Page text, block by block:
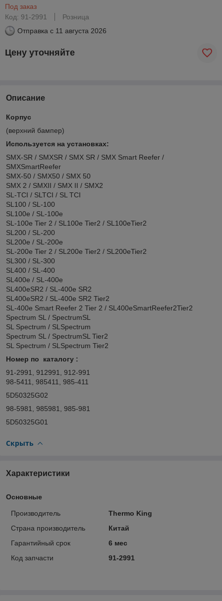
Под заказ
Код: 91-2991
Розница
Отправка с 11 августа 2026
Цену уточняйте
Описание
Корпус
(верхний бампер)
Используется на установках:
SMX-SR / SMXSR / SMX SR / SMX Smart Reefer /
SMXSmartReefer
SMX-50 / SMX50 / SMX 50
SMX 2 / SMXII / SMX II / SMX2
SL-TCI / SLTCI / SL TCI
SL100 / SL-100
SL100e / SL-100e
SL-100e Tier 2 / SL100e Tier2 / SL100eTier2
SL200 / SL-200
SL200e / SL-200e
SL-200e Tier 2 / SL200e Tier2 / SL200eTier2
SL300 / SL-300
SL400 / SL-400
SL400e / SL-400e
SL400eSR2 / SL-400e SR2
SL400eSR2 / SL-400e SR2 Tier2
SL-400e Smart Reefer 2 Tier 2 / SL400eSmartReefer2Tier2
Spectrum SL / SpectrumSL
SL Spectrum / SLSpectrum
Spectrum SL / SpectrumSL Tier2
SL Spectrum / SLSpectrum Tier2
Номер по каталогу :
91-2991, 912991, 912-991
98-5411, 985411, 985-411
5D50325G02
98-5981, 985981, 985-981
5D50325G01
Скрыть
Характеристики
Основные
Производитель
Thermo King
Страна производитель
Китай
Гарантийный срок
6 мес
Код запчасти
91-2991